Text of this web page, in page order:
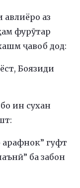
аз
фурӯтар
ҷавоб дод:
Боязиди
ин сухан
арафнок” гуфт
ба забон